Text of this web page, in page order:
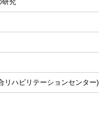
ハビリテーションセンター)